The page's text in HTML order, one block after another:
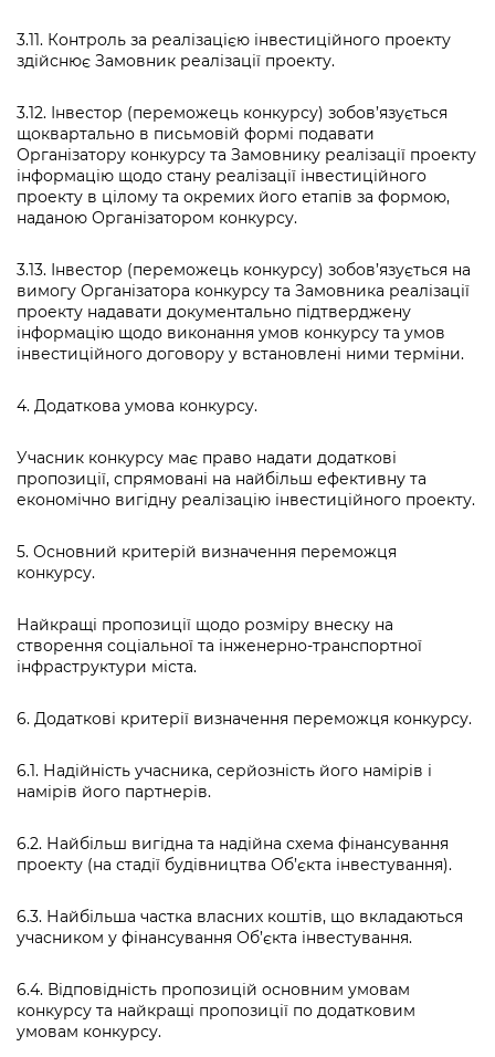
3.11. Контроль за реалізацією інвестиційного проекту
здійснює Замовник реалізації проекту.
3.12. Інвестор (переможець конкурсу) зобов’язується
щоквартально в письмовій формі подавати
Організатору конкурсу та Замовнику реалізації проекту
інформацію щодо стану реалізації інвестиційного
проекту в цілому та окремих його етапів за формою,
наданою Організатором конкурсу.
3.13. Інвестор (переможець конкурсу) зобов’язується на
вимогу Організатора конкурсу та Замовника реалізації
проекту надавати документально підтверджену
інформацію щодо виконання умов конкурсу та умов
інвестиційного договору у встановлені ними терміни.
4. Додаткова умова конкурсу.
Учасник конкурсу має право надати додаткові
пропозиції, спрямовані на найбільш ефективну та
економічно вигідну реалізацію інвестиційного проекту.
5. Основний критерій визначення переможця
конкурсу.
Найкращі пропозиції щодо розміру внеску на
створення соціальної та інженерно-транспортної
інфраструктури міста.
6. Додаткові критерії визначення переможця конкурсу.
6.1. Надійність учасника, серйозність його намірів і
намірів його партнерів.
6.2. Найбільш вигідна та надійна схема фінансування
проекту (на стадії будівництва Об’єкта інвестування).
6.3. Найбільша частка власних коштів, що вкладаються
учасником у фінансування Об’єкта інвестування.
6.4. Відповідність пропозицій основним умовам
конкурсу та найкращі пропозиції по додатковим
умовам конкурсу.